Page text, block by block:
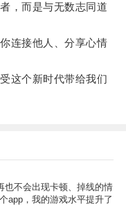
，而是与无数志同道
连接他人、分享心情
这个新时代带给我们
也不会出现卡顿、掉线的情
app，我的游戏水平提升了